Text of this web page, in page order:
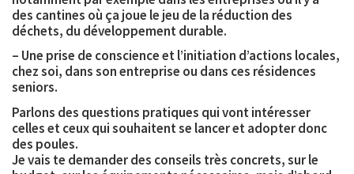
des cantines où ça joue le jeu de la réduction des
déchets, du développement durable.
– Une prise de conscience et l’initiation d’actions locales,
chez soi, dans son entreprise ou dans ces résidences
seniors.
Parlons des questions pratiques qui vont intéresser
celles et ceux qui souhaitent se lancer et adopter donc
des poules.
Je vais te demander des conseils très concrets, sur le